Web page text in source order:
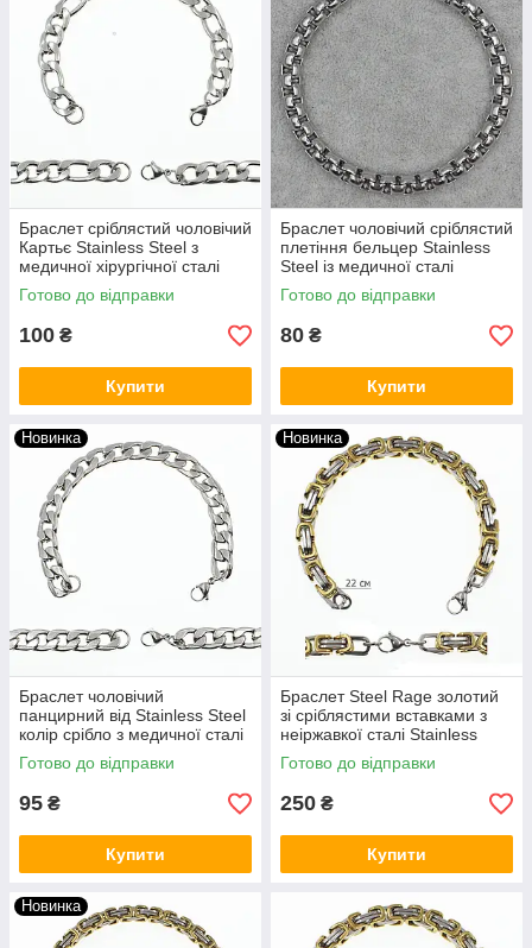
Браслет сріблястий чоловічий
Картьє Stainless Steel з
медичної хірургічної сталі
довжина 22 см ширина 10 мм
Готово до відправки
100 ₴
Купити
Браслет чоловічий сріблястий
плетіння бельцер Stainless
Steel із медичної сталі
довжина 22 см ширина 4 мм
Готово до відправки
80 ₴
Купити
Новинка
Браслет чоловічий
панцирний від Stainless Steel
колір срібло з медичної сталі
довжина 22 см ширина 10 мм
Готово до відправки
95 ₴
Купити
Новинка
Браслет Steel Rage золотий
зі сріблястими вставками з
неіржавкої сталі Stainless
SteeL 22 см. ширина 10 мм.
Готово до відправки
250 ₴
Купити
Новинка